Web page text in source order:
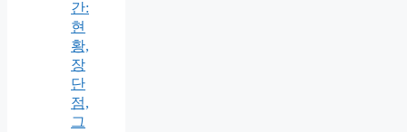
간:
현
황,
장
단
점,
그